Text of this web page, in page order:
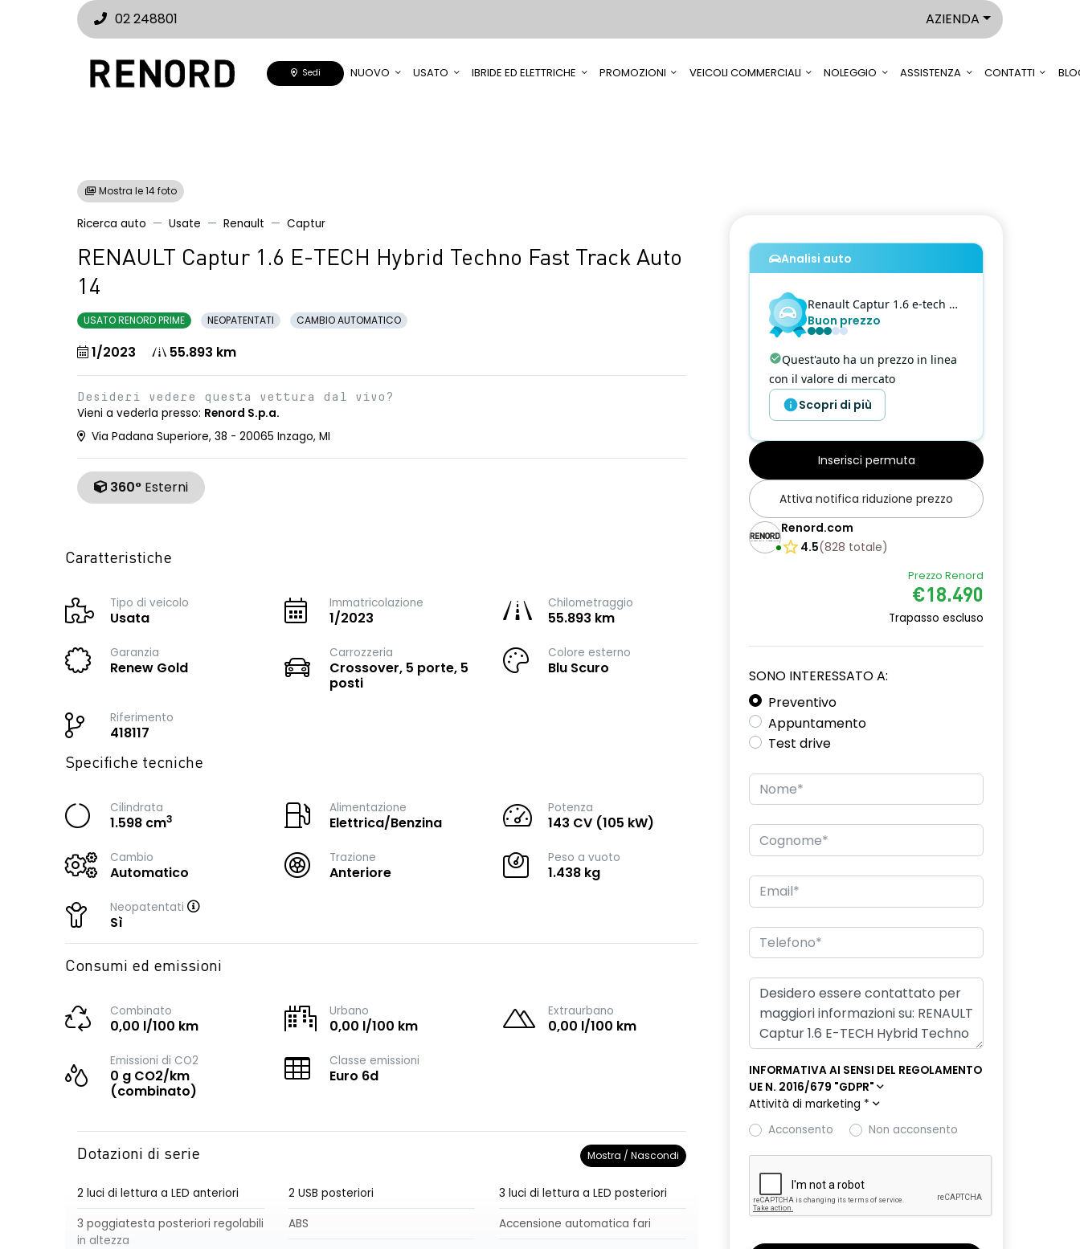
02 248801 AZIENDA
Sedi NUOVO USATO IBRIDE ED ELETTRICHE PROMOZIONI VEICOLI COMMERCIALI NOLEGGIO ASSISTENZA CONTATTI
Mostra le 14 foto
Ricerca auto Usate Renault Captur
RENAULT Captur 1.6 E-TECH Hybrid Techno Fast Track Auto
14
USATO RENORD PRIME NEOPATENTATI CAMBIO AUTOMATICO
1/2023 55.893 km
Desideri vedere questa vettura dal vivo?
Vieni a vederla presso: Renord S.p.a.
Via Padana Superiore, 38 - 20065 Inzago, MI
360° Esterni
Caratteristiche
Tipo di veicolo
Usata
Immatricolazione
1/2023
Chilometraggio
55.893 km
Garanzia
Renew Gold
Carrozzeria
Crossover, 5 porte, 5
posti
Colore esterno
Blu Scuro
Riferimento
418117
Specifiche tecniche
Cilindrata
1.598 cm3
Alimentazione
Elettrica/Benzina
Potenza
143 CV (105 kW)
Cambio
Automatico
Trazione
Anteriore
Peso a vuoto
1.438 kg
Neopatentati
Sì
Consumi ed emissioni
Combinato
0,00 l/100 km
Urbano
0,00 l/100 km
Extraurbano
0,00 l/100 km
Emissioni di CO2
0 g CO2/km
(combinato)
Classe emissioni
Euro 6d
Dotazioni di serie Mostra / Nascondi
2 luci di lettura a LED anteriori 2 USB posteriori
3 luci di lettura a LED posteriori
3 poggiatesta posteriori regolabili
in altezza
ABS Accensione automatica fari
Analisi auto
Renault Captur 1.6 e-tech hybrid techno fast track 145cv auto
Buon prezzo
Quest'auto ha un prezzo in linea
con il valore di mercato
Scopri di più
Inserisci permuta
Attiva notifica riduzione prezzo
Renord.com
4.5(828 totale)
Prezzo Renord
€18.490
Trapasso escluso
SONO INTERESSATO A:
Preventivo
Appuntamento
Test drive
INFORMATIVA AI SENSI DEL REGOLAMENTO
UE N. 2016/679 "GDPR"
Attività di marketing *
Acconsento
Non acconsento